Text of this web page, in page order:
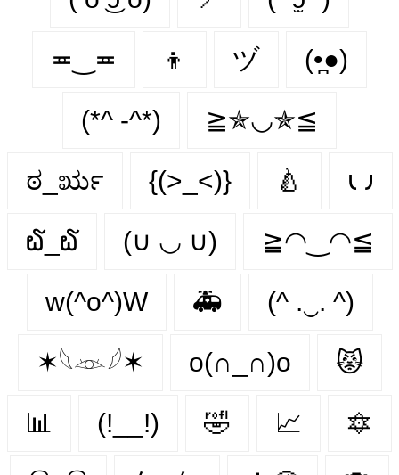
≖‿≖ 👦 ヅ (•̪●)
(*^ -^*) ≧✯◡✯≦
ಠ_ರೃ {(>_<)} 🍐 𐑧 𐑨
໖_໖ (∪ ◡ ∪) ≧◠‿◠≦
w(^o^)W 🚑 (^ .‿. ^)
✶𓆩𓁺𓆪✶ o(∩_∩)o 😾
📊 (!__!) 🤣 📈 🔯